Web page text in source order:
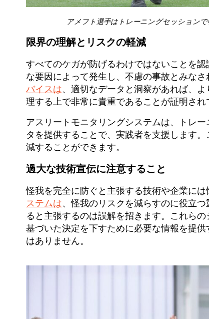
アメフト選手はトレーニングセッション
限界の理解とリスクの軽減
すべてのケガが防げるわけではないことを
な要因によって発生し、不慮の事故とみなさ
バイスは、適切なデータと洞察があれば、
理する上で非常に貴重であることが証明され
アスリートモニタリングシステムは、トレ
タを提供することで、実践者を支援します
減することができます。
過大な技術宣伝に注意すること
怪我を完全に防ぐと主張する技術や企業には
ステムは、怪我のリスクを減らすのに役立
ると主張するのは誤解を招きます。これら
基づいた決定を下すために必要な情報を提
はありません。